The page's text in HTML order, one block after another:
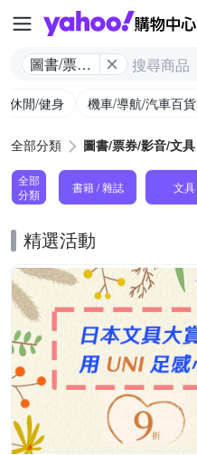
圖書/票券/
/休閒/健身 機車/導航/汽車百貨
全部分類 圖書/票券/影音/文具
全部
分類
書籍 / 雜誌 文具
精選活動